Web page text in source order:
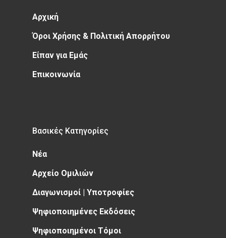
Αρχική
Όροι Χρήσης & Πολιτική Απορρήτου
Είπαν για Εμάς
Επικοινωνία
Βασικές Κατηγορίες
Νέα
Αρχείο Ομιλιών
Διαγωνισμοί | Υποτροφίες
Ψηφιοποιημένες Εκδόσεις
Ψηφιοποιημένοι Τόμοι